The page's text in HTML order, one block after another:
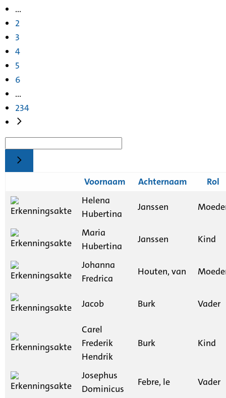
...
2
3
4
5
6
...
234
Voornaam Achternaam
Rol
Helena
Hubertina
Janssen
Maria
Hubertina
Janssen Kind
Johanna
Fredrica
Houten, van
Jacob Burk Vader
Carel
Frederik
Hendrik
Burk Kind
Josephus
Dominicus
Febre, le Vader